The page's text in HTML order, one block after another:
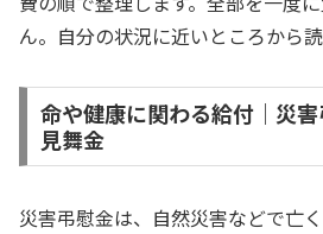
ん。自分の状況に近いところから読
命や健康に関わる給付｜災
見舞金
災害弔慰金は、自然災害などで亡